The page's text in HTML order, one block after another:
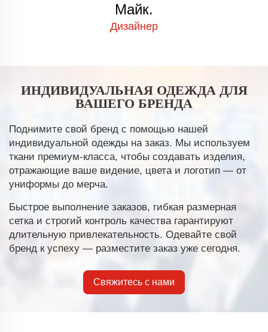
Майк.
Дизайнер
ИНДИВИДУАЛЬНАЯ ОДЕЖДА ДЛЯ
ВАШЕГО БРЕНДА
Поднимите свой бренд с помощью нашей
индивидуальной одежды на заказ. Мы используем
ткани премиум-класса, чтобы создавать изделия,
отражающие ваше видение, цвета и логотип — от
униформы до мерча.
Быстрое выполнение заказов, гибкая размерная
сетка и строгий контроль качества гарантируют
длительную привлекательность. Одевайте свой
бренд к успеху — разместите заказ уже сегодня.
Свяжитесь с нами